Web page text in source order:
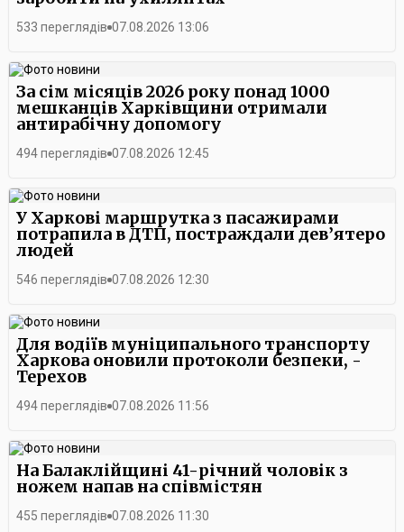
533 переглядів 07.08.2026 13:06
За сім місяців 2026 року понад 1000
мешканців Харківщини отримали
антирабічну допомогу
494 переглядів 07.08.2026 12:45
У Харкові маршрутка з пасажирами
потрапила в ДТП, постраждали дев’ятеро
людей
546 переглядів 07.08.2026 12:30
Для водіїв муніципального транспорту
Харкова оновили протоколи безпеки, -
Терехов
494 переглядів 07.08.2026 11:56
На Балаклійщині 41-річний чоловік з
ножем напав на співмістян
455 переглядів 07.08.2026 11:30